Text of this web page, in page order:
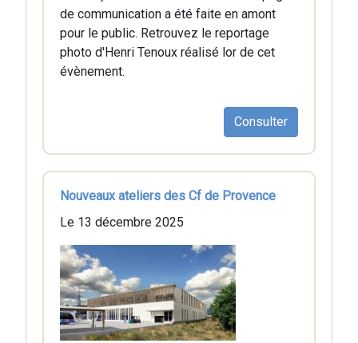
de communication a été faite en amont
pour le public. Retrouvez le reportage
photo d'Henri Tenoux réalisé lor de cet
évènement.
Consulter
Nouveaux ateliers des Cf de Provence
Le 13 décembre 2025